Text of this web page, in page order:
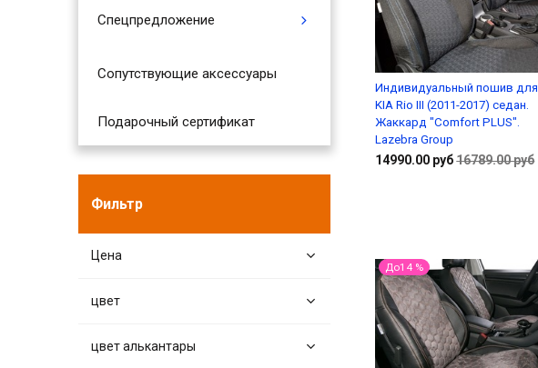
Спецпредложение
Сопутствующие аксессуары
Подарочный сертификат
Фильтр
Цена
цвет
цвет алькантары
Индивидуальный пошив для
KIA Rio III (2011-2017) седан.
Жаккард "Comfort PLUS".
Lazebra Group
14990.00 руб 16789.00 руб
До14 %